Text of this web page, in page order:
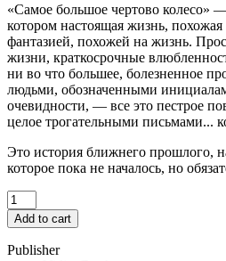
«Самое большое чертово колесо»
котором настоящая жизнь,
фантазией, похожей на жизнь.
жизни, краткосрочные
ни во что большее, болезненное
людьми, обозначенными
очевидности, — все это пестрое
целое трогательными письмами...
Это история ближнего прошлого,
которое пока не началось, но
Add to cart
Publisher